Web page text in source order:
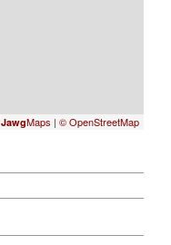
JawgMaps | © OpenStreetMap